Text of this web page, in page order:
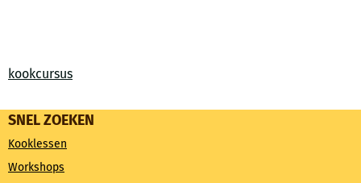
kookcursus
SNEL ZOEKEN
Kooklessen
Workshops